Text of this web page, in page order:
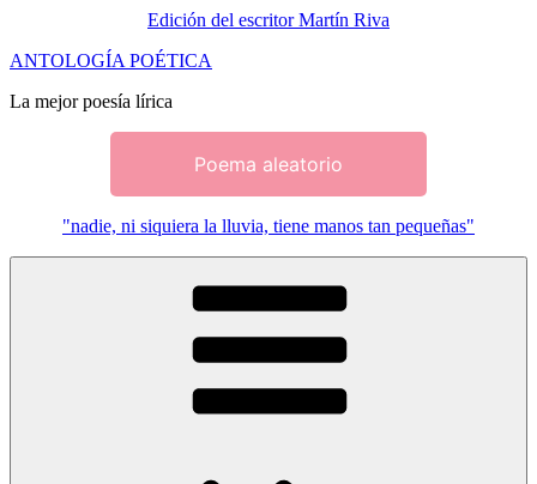
Edición del escritor Martín Riva
Saltar
contenido
ANTOLOGÍA POÉTICA
La mejor poesía lírica
Poema aleatorio
"nadie, ni siquiera la lluvia, tiene manos tan pequeñas"